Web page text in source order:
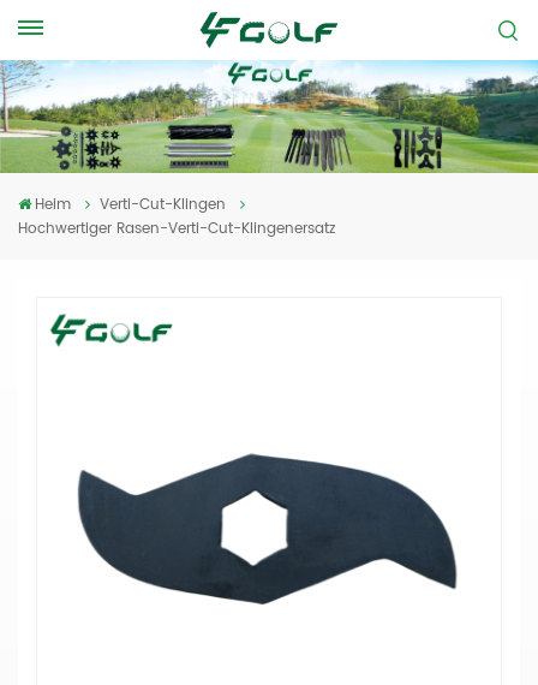
Heim
Verti-Cut-Klingen
Hochwertiger Rasen-Verti-Cut-Klingenersatz